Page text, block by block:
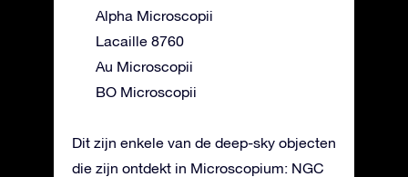
Alpha Microscopii
Lacaille 8760
Au Microscopii
BO Microscopii
Dit zijn enkele van de deep-sky objecten
die zijn ontdekt in Microscopium: NGC